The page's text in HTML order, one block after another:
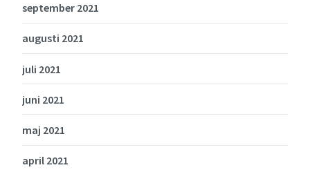
september 2021
augusti 2021
juli 2021
juni 2021
maj 2021
april 2021